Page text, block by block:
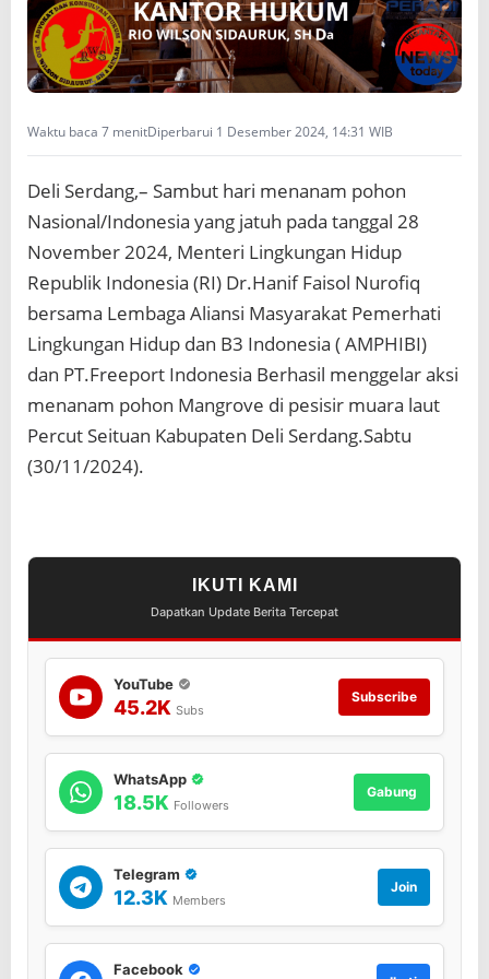
r
.
H
a
n
f
F
i
s
l
N
r
o
i
q
e
P
I
d
a
n
P
T
F
e
e
p
o
r
Waktu baca 7 menitDiperbarui 1 Desember 2024, 14:31 WIB
Deli Serdang,– Sambut hari menanam pohon
Nasional/Indonesia yang jatuh pada tanggal 28
November 2024, Menteri Lingkungan Hidup
Republik Indonesia (RI) Dr.Hanif Faisol Nurofiq
bersama Lembaga Aliansi Masyarakat Pemerhati
Lingkungan Hidup dan B3 Indonesia ( AMPHIBI)
dan PT.Freeport Indonesia Berhasil menggelar aksi
menanam pohon Mangrove di pesisir muara laut
Percut Seituan Kabupaten Deli Serdang.Sabtu
(30/11/2024).
IKUTI KAMI
Dapatkan Update Berita Tercepat
YouTube
45.2K Subs
Subscribe
WhatsApp
18.5K Followers
Gabung
Telegram
12.3K Members
Join
Facebook